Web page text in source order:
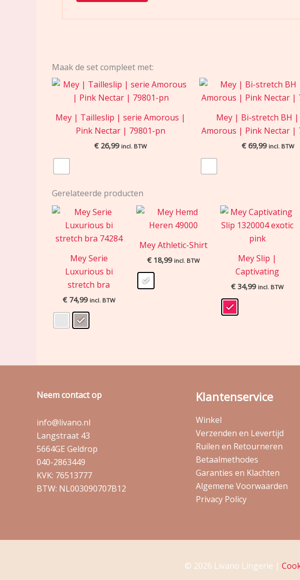
Maak de set compleet met:
Mey | Tailleslip | serie Amorous |
Pink Nectar | 79801-pn
€ 26,99 incl. BTW
Mey | Bi-stretch BH |
Amorous | Pink Nectar |
€ 69,99 incl. BTW
Gerelateerde producten
Mey Serie
Luxurious bi
stretch bra
€74,99 incl. BTW
Mey Athletic-Shirt
€18,99 incl. BTW
Mey Slip |
Captivating
€ 34,99 incl. BTW
Neem contact op
info@livano.nl
Langstraat 43
5664GE Geldrop
040-2863449
KVK: 76513777
BTW: NL003090707B12
Klantenservice
Winkel
Verzenden en Levertijd
Ruilen en Retourneren
Betaalmethodes
Garanties en Klachten
Algemene Voorwaarden
Privacy Policy
© 2026 Livano Lingerie |